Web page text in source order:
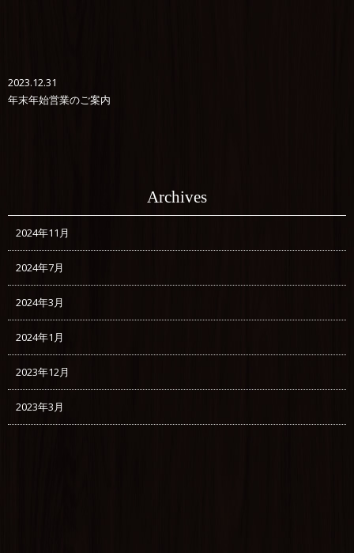
2023.12.31
年末年始営業のご案内
Archives
2024年11月
2024年7月
2024年3月
2024年1月
2023年12月
2023年3月